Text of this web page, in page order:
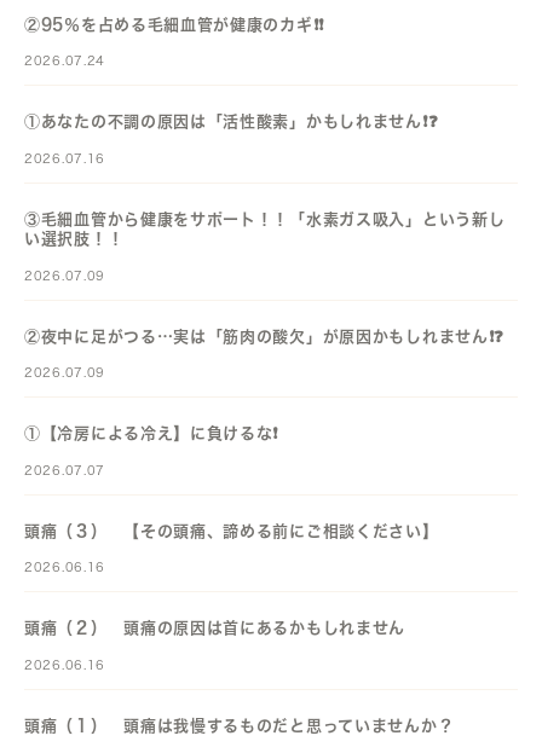
②95％を占める毛細血管が健康のカギ❗️❗️
2026.07.24
①あなたの不調の原因は「活性酸素」かもしれません❗️❓️
2026.07.16
③毛細血管から健康をサポート！！「水素ガス吸入」という新し
い選択肢！！
2026.07.09
②夜中に足がつる…実は「筋肉の酸欠」が原因かもしれません❗️❓️
2026.07.09
①【冷房による冷え】に負けるな❗️
2026.07.07
頭痛（３） 【その頭痛、諦める前にご相談ください】
2026.06.16
頭痛（２） 頭痛の原因は首にあるかもしれません
2026.06.16
頭痛（１） 頭痛は我慢するものだと思っていませんか？